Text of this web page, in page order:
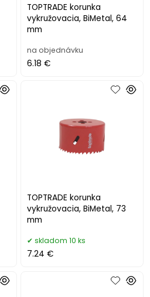
TOPTRADE korunka
vykružovacia, BiMetal, 64
mm
na objednávku
6.18 €
TOPTRADE korunka
vykružovacia, BiMetal, 73
mm
skladom 10 ks
7.24 €